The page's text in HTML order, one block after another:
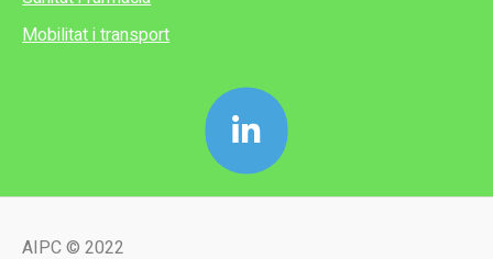
Mobilitat i transport
AIPC © 2022